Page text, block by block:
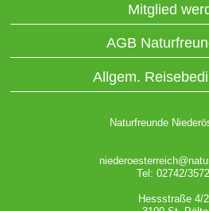
Mitglied
AGB
Allgem.
Naturfreunde
Tel: 02742/
Hessstraße 4/